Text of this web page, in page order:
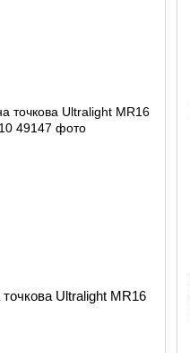
точкова Ultralight MR16